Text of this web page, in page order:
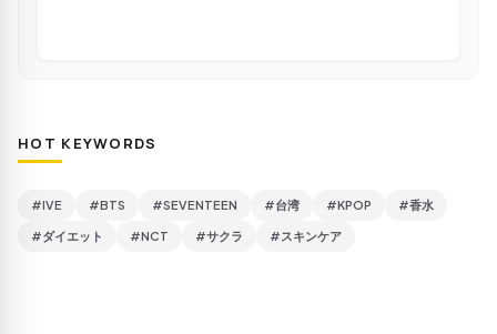
HOT KEYWORDS
#IVE #BTS #SEVENTEEN #台湾 #KPOP #香水
#ダイエット #NCT #サクラ #スキンケア